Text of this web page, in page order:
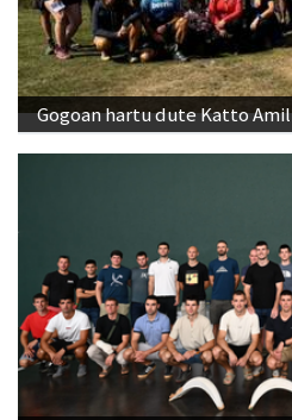
Gogoan hartu dute Katto